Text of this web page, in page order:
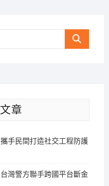
Search
章
手民間打造社交工程防護
灣警方聯手跨國平台斷金